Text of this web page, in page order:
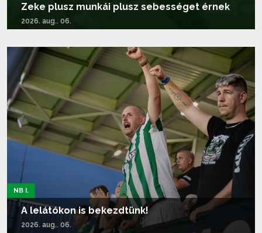
Zeke plusz munkái plusz sebességet érnek
2026. aug.. 06.
NB I.
A lelátókon is bekezdtünk!
2026. aug.. 06.